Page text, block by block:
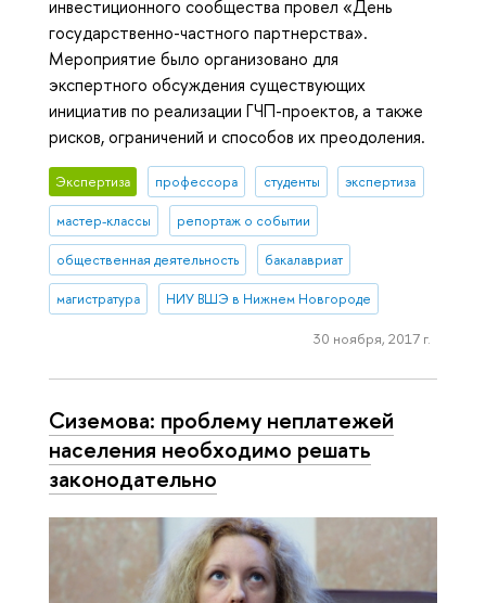
инвестиционного сообщества провел «День
государственно-частного партнерства».
Мероприятие было организовано для
экспертного обсуждения существующих
инициатив по реализации ГЧП-проектов, а также
рисков, ограничений и способов их преодоления.
Экспертиза профессора студенты экспертиза
мастер-классы репортаж о событии
общественная деятельность бакалавриат
магистратура НИУ ВШЭ в Нижнем Новгороде
30 ноября, 2017 г.
Сиземова: проблему неплатежей
населения необходимо решать
законодательно